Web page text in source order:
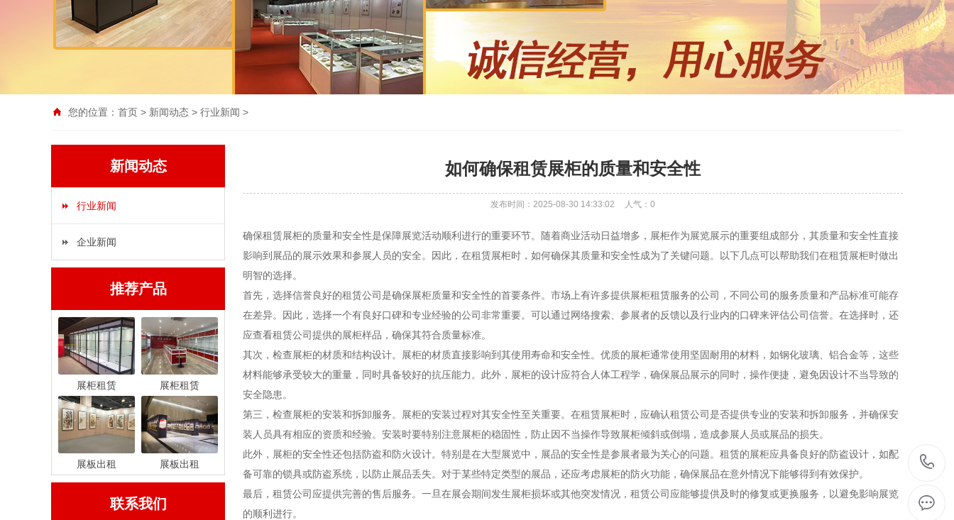
您的位置： 首页 > 新闻动态 > 行业新闻 >
新闻动态
行业新闻
企业新闻
推荐产品
展柜租赁 展柜租赁
展板出租 展板出租
联系我们
如何确保租赁展柜的质量和安全性
发布时间：2025-08-30 14:33:02 人气： 0
确保租赁展柜的质量和安全性是保障展览活动顺利进行的重要环节。随着商业活动日益增多，展柜作为展览展示的重要组成部分，其质量和安全性直接
影响到展品的展示效果和参展人员的安全。因此，在租赁展柜时，如何确保其质量和安全性成为了关键问题。以下几点可以帮助我们在租赁展柜时做出
明智的选择。
首先，选择信誉良好的租赁公司是确保展柜质量和安全性的首要条件。市场上有许多提供展柜租赁服务的公司，不同公司的服务质量和产品标准可能存
在差异。因此，选择一个有良好口碑和专业经验的公司非常重要。可以通过网络搜索、参展者的反馈以及行业内的口碑来评估公司信誉。在选择时，还
应查看租赁公司提供的展柜样品，确保其符合质量标准。
其次，检查展柜的材质和结构设计。展柜的材质直接影响到其使用寿命和安全性。优质的展柜通常使用坚固耐用的材料，如钢化玻璃、铝合金等，这些
材料能够承受较大的重量，同时具备较好的抗压能力。此外，展柜的设计应符合人体工程学，确保展品展示的同时，操作便捷，避免因设计不当导致的
安全隐患。
第三，检查展柜的安装和拆卸服务。展柜的安装过程对其安全性至关重要。在租赁展柜时，应确认租赁公司是否提供专业的安装和拆卸服务，并确保安
装人员具有相应的资质和经验。安装时要特别注意展柜的稳固性，防止因不当操作导致展柜倾斜或倒塌，造成参展人员或展品的损失。
此外，展柜的安全性还包括防盗和防火设计。特别是在大型展览中，展品的安全性是参展者最为关心的问题。租赁的展柜应具备良好的防盗设计，如配
备可靠的锁具或防盗系统，以防止展品丢失。对于某些特定类型的展品，还应考虑展柜的防火功能，确保展品在意外情况下能够得到有效保护。
最后，租赁公司应提供完善的售后服务。一旦在展会期间发生展柜损坏或其他突发情况，租赁公司应能够提供及时的修复或更换服务，以避免影响展览
的顺利进行。